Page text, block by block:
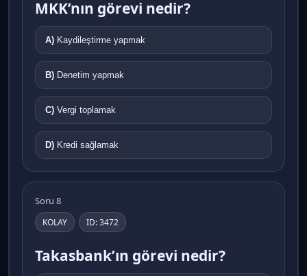
MKK’nın görevi nedir?
A) Kaydileştirme yapmak
B) Denetim yapmak
C) Vergi toplamak
D) Kredi sağlamak
Soru 8
KOLAY ID: 3472
Takasbank’ın görevi nedir?